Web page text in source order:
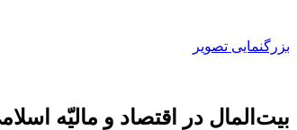
بزرگنمایی تصویر
بیت‌المال در اقتصاد و مالیّه